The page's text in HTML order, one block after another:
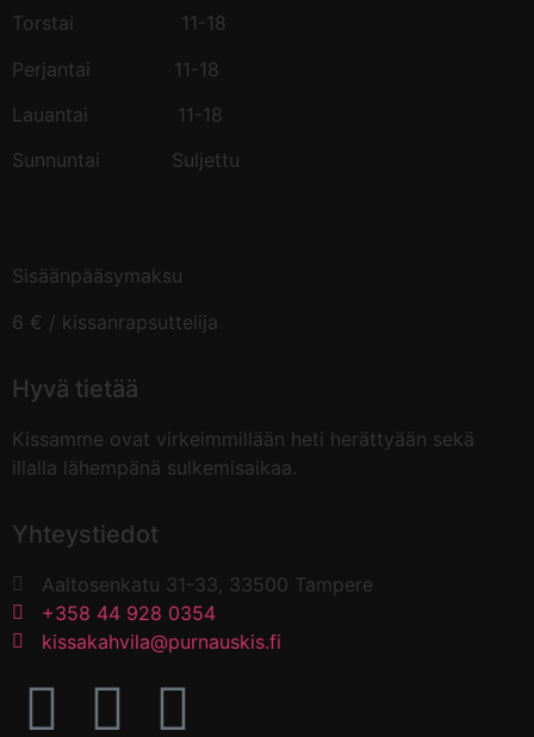
Torstai 11-18
Perjantai 11-18
Lauantai 11-18
Sunnuntai Suljettu
Sisäänpääsymaksu
6 € / kissanrapsuttelija
Hyvä tietää
Kissamme ovat virkeimmillään heti herättyään sekä
illalla lähempänä sulkemisaikaa.
Yhteystiedot
Aaltosenkatu 31-33, 33500 Tampere
+358 44 928 0354
kissakahvila@purnauskis.fi